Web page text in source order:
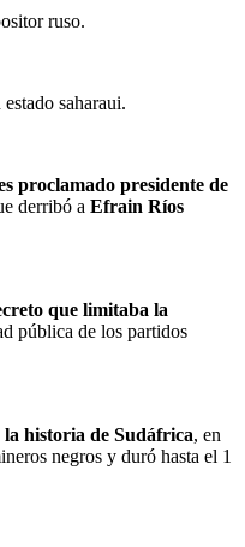
ruso.
saharaui.
proclamado presidente de
derribó a Efrain Ríos
que limitaba la
pública de los partidos
historia de Sudáfrica, en
negros y duró hasta el 1